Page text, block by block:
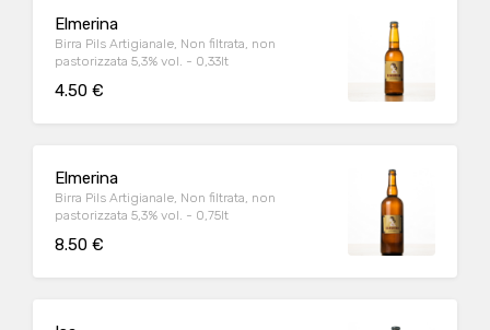
Elmerina
Birra Pils Artigianale, Non filtrata, non
pastorizzata 5,3% vol. - 0,33lt
4.50 €
Elmerina
Birra Pils Artigianale, Non filtrata, non
pastorizzata 5,3% vol. - 0,75lt
8.50 €